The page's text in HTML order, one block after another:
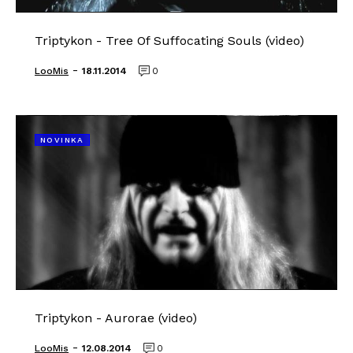
Triptykon - Tree Of Suffocating Souls (video)
LooMis - 18.11.2014 0
NOVINKA
Triptykon - Aurorae (video)
LooMis - 12.08.2014 0